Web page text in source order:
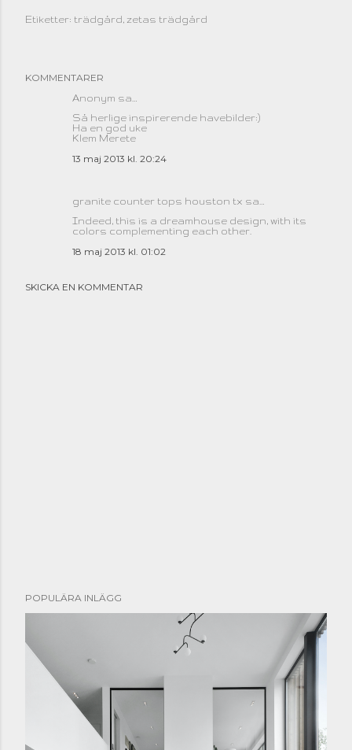
Etiketter: trädgård zetas trädgård
KOMMENTARER
Anonym sa…
Så herlige inspirerende havebilder:)
Ha en god uke
Klem Merete
13 maj 2013 kl. 20:24
granite counter tops houston tx sa…
Indeed, this is a dreamhouse design, with its
colors complementing each other.
18 maj 2013 kl. 01:02
SKICKA EN KOMMENTAR
POPULÄRA INLÄGG